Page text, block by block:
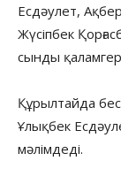
Есдәулет,
Жүсіпбек
сынды
Құрылтайда
Ұлықбек
мәлімдеді.